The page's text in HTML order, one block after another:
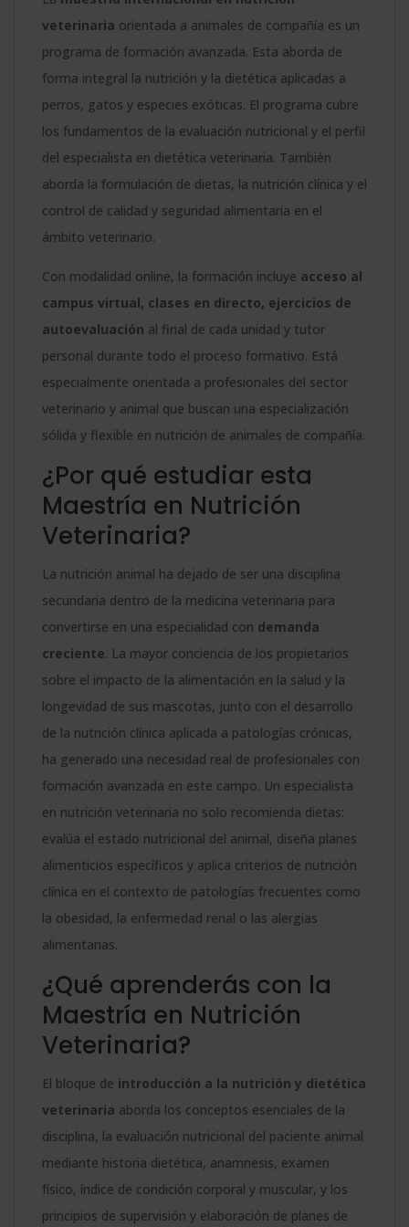
veterinaria orientada a animales de compañía es un
programa de formación avanzada. Esta aborda de
forma integral la nutrición y la dietética aplicadas a
perros, gatos y especies exóticas. El programa cubre
los fundamentos de la evaluación nutricional y el perfil
del especialista en dietética veterinaria. También
aborda la formulación de dietas, la nutrición clínica y el
control de calidad y seguridad alimentaria en el
ámbito veterinario.
Con modalidad online, la formación incluye acceso al
campus virtual, clases en directo, ejercicios de
autoevaluación al final de cada unidad y tutor
personal durante todo el proceso formativo. Está
especialmente orientada a profesionales del sector
veterinario y animal que buscan una especialización
sólida y flexible en nutrición de animales de compañía.
¿Por qué estudiar esta
Maestría en Nutrición
Veterinaria?
La nutrición animal ha dejado de ser una disciplina
secundaria dentro de la medicina veterinaria para
convertirse en una especialidad con demanda
creciente. La mayor conciencia de los propietarios
sobre el impacto de la alimentación en la salud y la
longevidad de sus mascotas, junto con el desarrollo
de la nutrición clínica aplicada a patologías crónicas,
ha generado una necesidad real de profesionales con
formación avanzada en este campo. Un especialista
en nutrición veterinaria no solo recomienda dietas:
evalúa el estado nutricional del animal, diseña planes
alimenticios específicos y aplica criterios de nutrición
clínica en el contexto de patologías frecuentes como
la obesidad, la enfermedad renal o las alergias
alimentarias.
¿Qué aprenderás con la
Maestría en Nutrición
Veterinaria?
El bloque de introducción a la nutrición y dietética
veterinaria aborda los conceptos esenciales de la
disciplina, la evaluación nutricional del paciente animal
mediante historia dietética, anamnesis, examen
físico, índice de condición corporal y muscular, y los
principios de supervisión y elaboración de planes de